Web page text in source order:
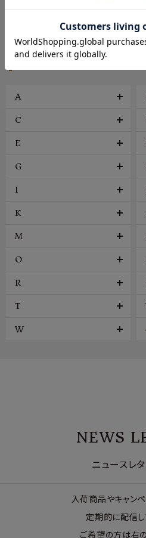
帽子
ファッション雑貨
A
C
E
G
I
K
M
O
R
T
W
NEWS
ニュースレ
入荷商品やキャン
定期的に配信し
ご希望の方は右